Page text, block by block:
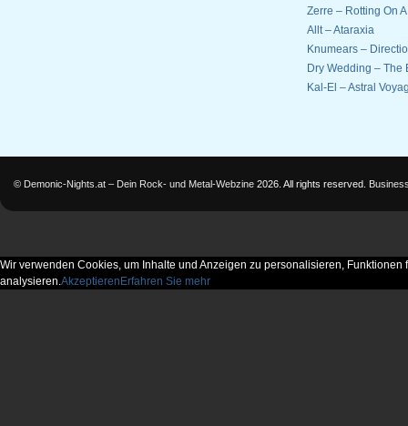
Zerre – Rotting On
Allt – Ataraxia
Knumears –
Dry Wedding – The
Kal-El – Astral
© Demonic-Nights.at – Dein Rock- und Metal-Webzine 2026. All rights reserved.
Wir verwenden Cookies, um Inhalte und Anzeigen zu personalisieren,
analysieren.Akzeptieren Erfahren Sie mehr